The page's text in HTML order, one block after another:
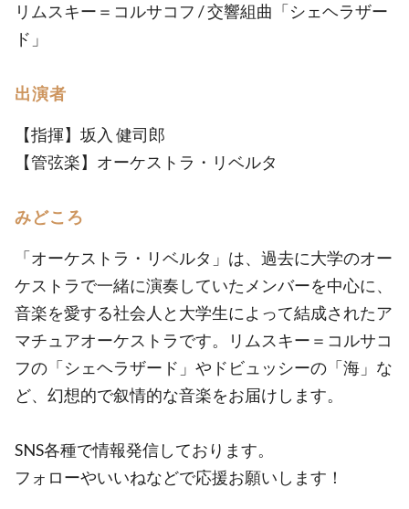
リムスキー＝コルサコフ / 交響組曲「シェヘラザー
ド」
出演者
【指揮】坂入 健司郎
【管弦楽】オーケストラ・リベルタ
みどころ
「オーケストラ・リベルタ」は、過去に大学のオー
ケストラで一緒に演奏していたメンバーを中心に、
音楽を愛する社会人と大学生によって結成されたア
マチュアオーケストラです。リムスキー＝コルサコ
フの「シェヘラザード」やドビュッシーの「海」な
ど、幻想的で叙情的な音楽をお届けします。
SNS各種で情報発信しております。
フォローやいいねなどで応援お願いします！